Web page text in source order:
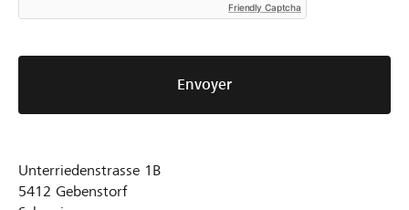
Friendly Captcha
Envoyer
Unterriedenstrasse 1B
5412 Gebenstorf